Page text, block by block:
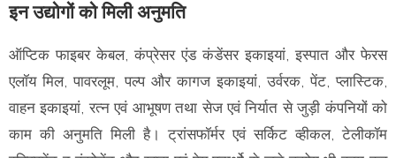
इन उद्योगों को मिली अनुमति
ऑप्टिक फाइबर केबल, कंप्रेसर एंड कंडेंसर इकाइयां, इस्पात और फेरस
एलॉय मिल, पावरलूम, पल्प और कागज इकाइयां, उर्वरक, पेंट, प्लास्टिक,
वाहन इकाइयां, रत्‍‌न एवं आभूषण तथा सेज एवं निर्यात से जुड़ी कंपनियों को
काम की अनुमति मिली है। ट्रांसफॉर्मर एवं सर्किट व्हीकल, टेलीकॉम